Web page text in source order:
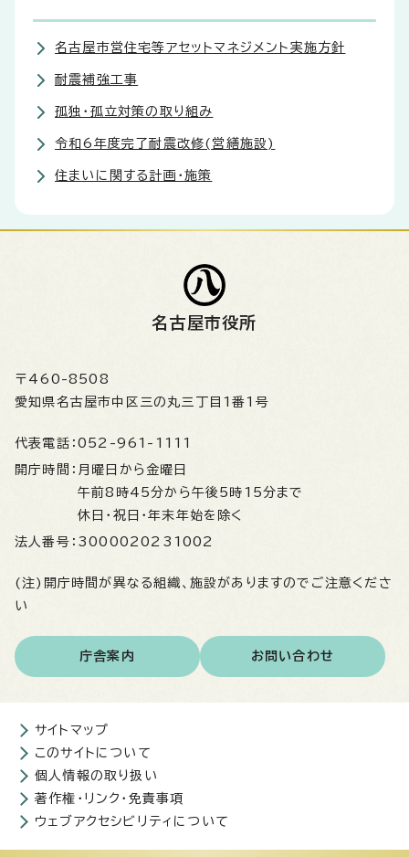
名古屋市営住宅等アセットマネジメント実施方針
耐震補強工事
孤独・孤立対策の取り組み
令和6年度完了耐震改修(営繕施設)
住まいに関する計画・施策
名古屋市役所
〒460-8508
愛知県名古屋市中区三の丸三丁目1番1号
代表電話： 052-961-1111
開庁時間： 月曜日から金曜日
午前8時45分から午後5時15分まで
休日・祝日・年末年始を除く
法人番号： 3000020231002
(注)開庁時間が異なる組織、施設がありますのでご注意くださ
い
庁舎案内 お問い合わせ
サイトマップ
このサイトについて
個人情報の取り扱い
著作権・リンク・免責事項
ウェブアクセシビリティについて